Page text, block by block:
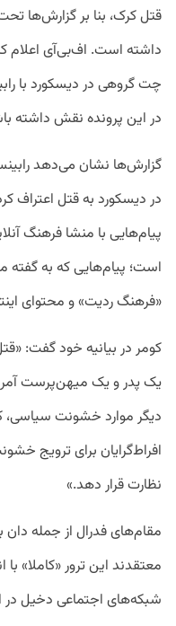
قتل کرک، بنا بر گزارش‌ها
چت گروهی در دیسکورد با
در این پرونده نقش داشته
گزارش‌ها نشان می‌دهد
در دیسکورد به قتل اعتراف
پیام‌هایی با منشا فرهنگ
است؛ پیام‌هایی که به گفته
«فرهنگ ردیت» و محتوای
کومر در بیانیه خود گفت:
یک پدر و یک میهن‌پرست
دیگر موارد خشونت سیاسی،
افراط‌گرایان برای ترویج
نظارت قرار دهد.»
مقام‌های فدرال از جمله دان
معتقدند این ترور «کاملا»
شبکه‌های اجتماعی دخیل در